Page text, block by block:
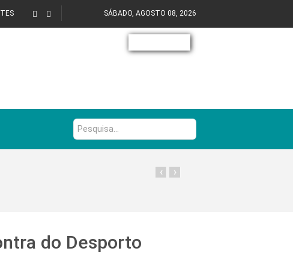
SÁBADO, AGOSTO 08, 2026
Pesquisa...
›
‹
do Desporto